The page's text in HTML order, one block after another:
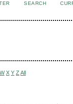
SEARCH
W X Y Z All